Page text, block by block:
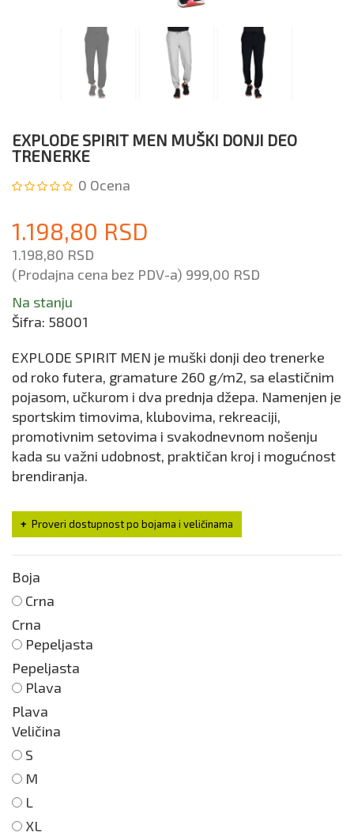
EXPLODE SPIRIT MEN MUŠKI DONJI DEO
TRENERKE
0 Ocena
1.198,80 RSD
1.198,80 RSD
(Prodajna cena bez PDV-a) 999,00 RSD
Na stanju
Šifra: 58001
EXPLODE SPIRIT MEN je muški donji deo trenerke
od roko futera, gramature 260 g/m2, sa elastičnim
pojasom, učkurom i dva prednja džepa. Namenjen je
sportskim timovima, klubovima, rekreaciji,
promotivnim setovima i svakodnevnom nošenju
kada su važni udobnost, praktičan kroj i mogućnost
brendiranja.
Proveri dostupnost po bojama i veličinama
Boja
Crna
Crna
Pepeljasta
Pepeljasta
Plava
Plava
Veličina
S
M
L
XL